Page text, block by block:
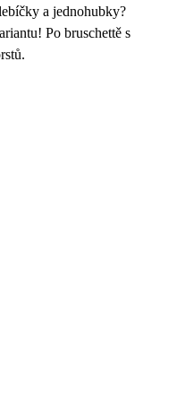
a jednohubky?
Po bruschettě s